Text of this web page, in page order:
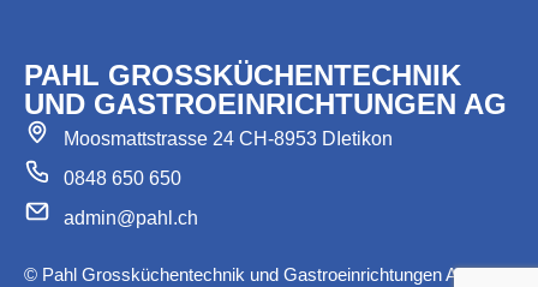
PAHL GROSSKÜCHENTECHNIK
UND GASTROEINRICHTUNGEN AG
Moosmattstrasse 24 CH-8953 DIetikon
0848 650 650
admin@pahl.ch
© Pahl Grossküchentechnik und Gastroeinrichtungen AG |